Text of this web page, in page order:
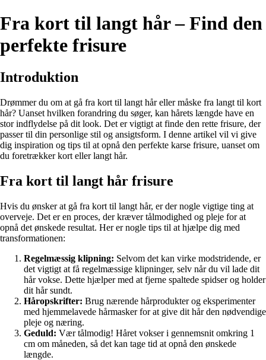
Fra kort til langt hår – Find den
perfekte frisure
Introduktion
Drømmer du om at gå fra kort til langt hår eller måske fra langt til kort
hår? Uanset hvilken forandring du søger, kan hårets længde have en
stor indflydelse på dit look. Det er vigtigt at finde den rette frisure, der
passer til din personlige stil og ansigtsform. I denne artikel vil vi give
dig inspiration og tips til at opnå den perfekte karse frisure, uanset om
du foretrækker kort eller langt hår.
Fra kort til langt hår frisure
Hvis du ønsker at gå fra kort til langt hår, er der nogle vigtige ting at
overveje. Det er en proces, der kræver tålmodighed og pleje for at
opnå det ønskede resultat. Her er nogle tips til at hjælpe dig med
transformationen:
Regelmæssig klipning: Selvom det kan virke modstridende, er
det vigtigt at få regelmæssige klipninger, selv når du vil lade dit
hår vokse. Dette hjælper med at fjerne spaltede spidser og holder
dit hår sundt.
Håropskrifter: Brug nærende hårprodukter og eksperimenter
med hjemmelavede hårmasker for at give dit hår den nødvendige
pleje og næring.
Geduld: Vær tålmodig! Håret vokser i gennemsnit omkring 1
cm om måneden, så det kan tage tid at opnå den ønskede
længde.